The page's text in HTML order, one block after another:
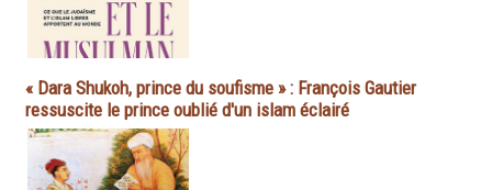
« Dara Shukoh, prince du soufisme » : François Gautier
ressuscite le prince oublié d'un islam éclairé